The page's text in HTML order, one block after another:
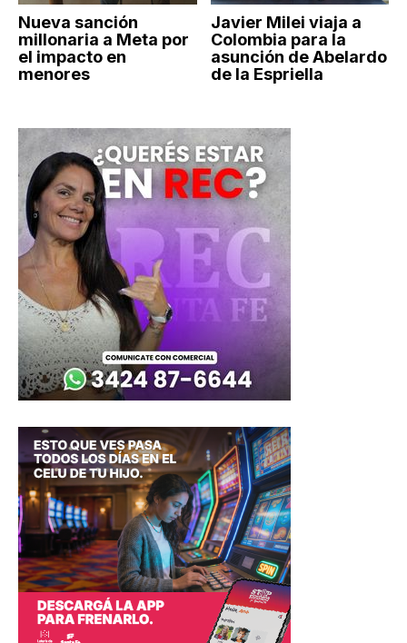
Nueva sanción
millonaria a Meta por
el impacto en
menores
Javier Milei viaja a
Colombia para la
asunción de Abelardo
de la Espriella